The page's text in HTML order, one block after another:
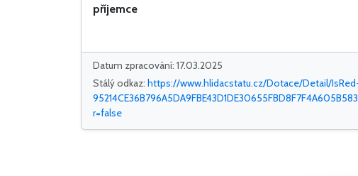
příjemce
Datum zpracování: 17.03.2025
Stálý odkaz: https://www.hlidacstatu.cz/Dotace/Detail/
r=false